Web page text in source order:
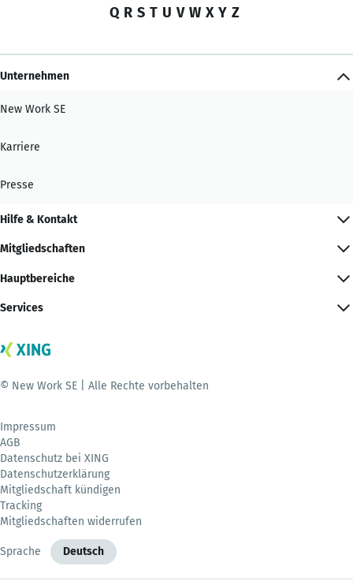
Q R S T U V W X Y Z
Unternehmen
New Work SE
Karriere
Presse
Hilfe & Kontakt
Mitgliedschaften
Hauptbereiche
Services
© New Work SE | Alle Rechte vorbehalten
Impressum
AGB
Datenschutz bei XING
Datenschutzerklärung
Mitgliedschaft kündigen
Tracking
Mitgliedschaften widerrufen
Sprache Deutsch